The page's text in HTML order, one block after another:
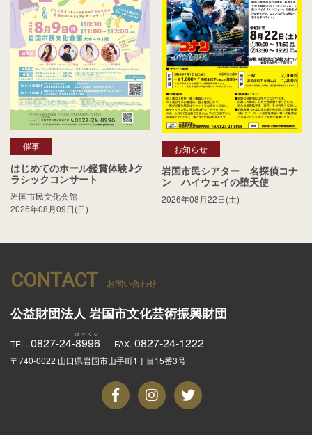
催事
はじめてのホール鑑賞体験♪ク
ラシックコンサート
岩国市民文化会館
2026年08月09日(日)
お知らせ
岩国市民シアター 名探偵コナ
ン ハイウェイの堕天使
2026年08月22日(土)
CONTACT お問い合わせ
公益財団法人 岩国市文化芸術振興財団
TEL. 0827-24-8996 FAX. 0827-24-1222
〒740-0022 山口県岩国市山手町1丁目15番3号